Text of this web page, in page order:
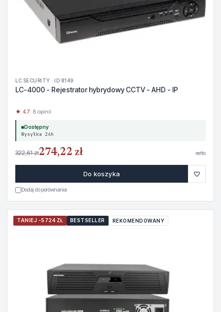
LC SECURITY · ID 8149
LC-4000 - Rejestrator hybrydowy CCTV - AHD - IP
★ 4.7· 8 opinii
Dostępny
Wysyłka 24h
322,61 zł274,22 zł netto
Do koszyka ♡
Dodaj do porównania
TANIEJ -5724 ZŁ BESTSELLER REKOMENDOWANY